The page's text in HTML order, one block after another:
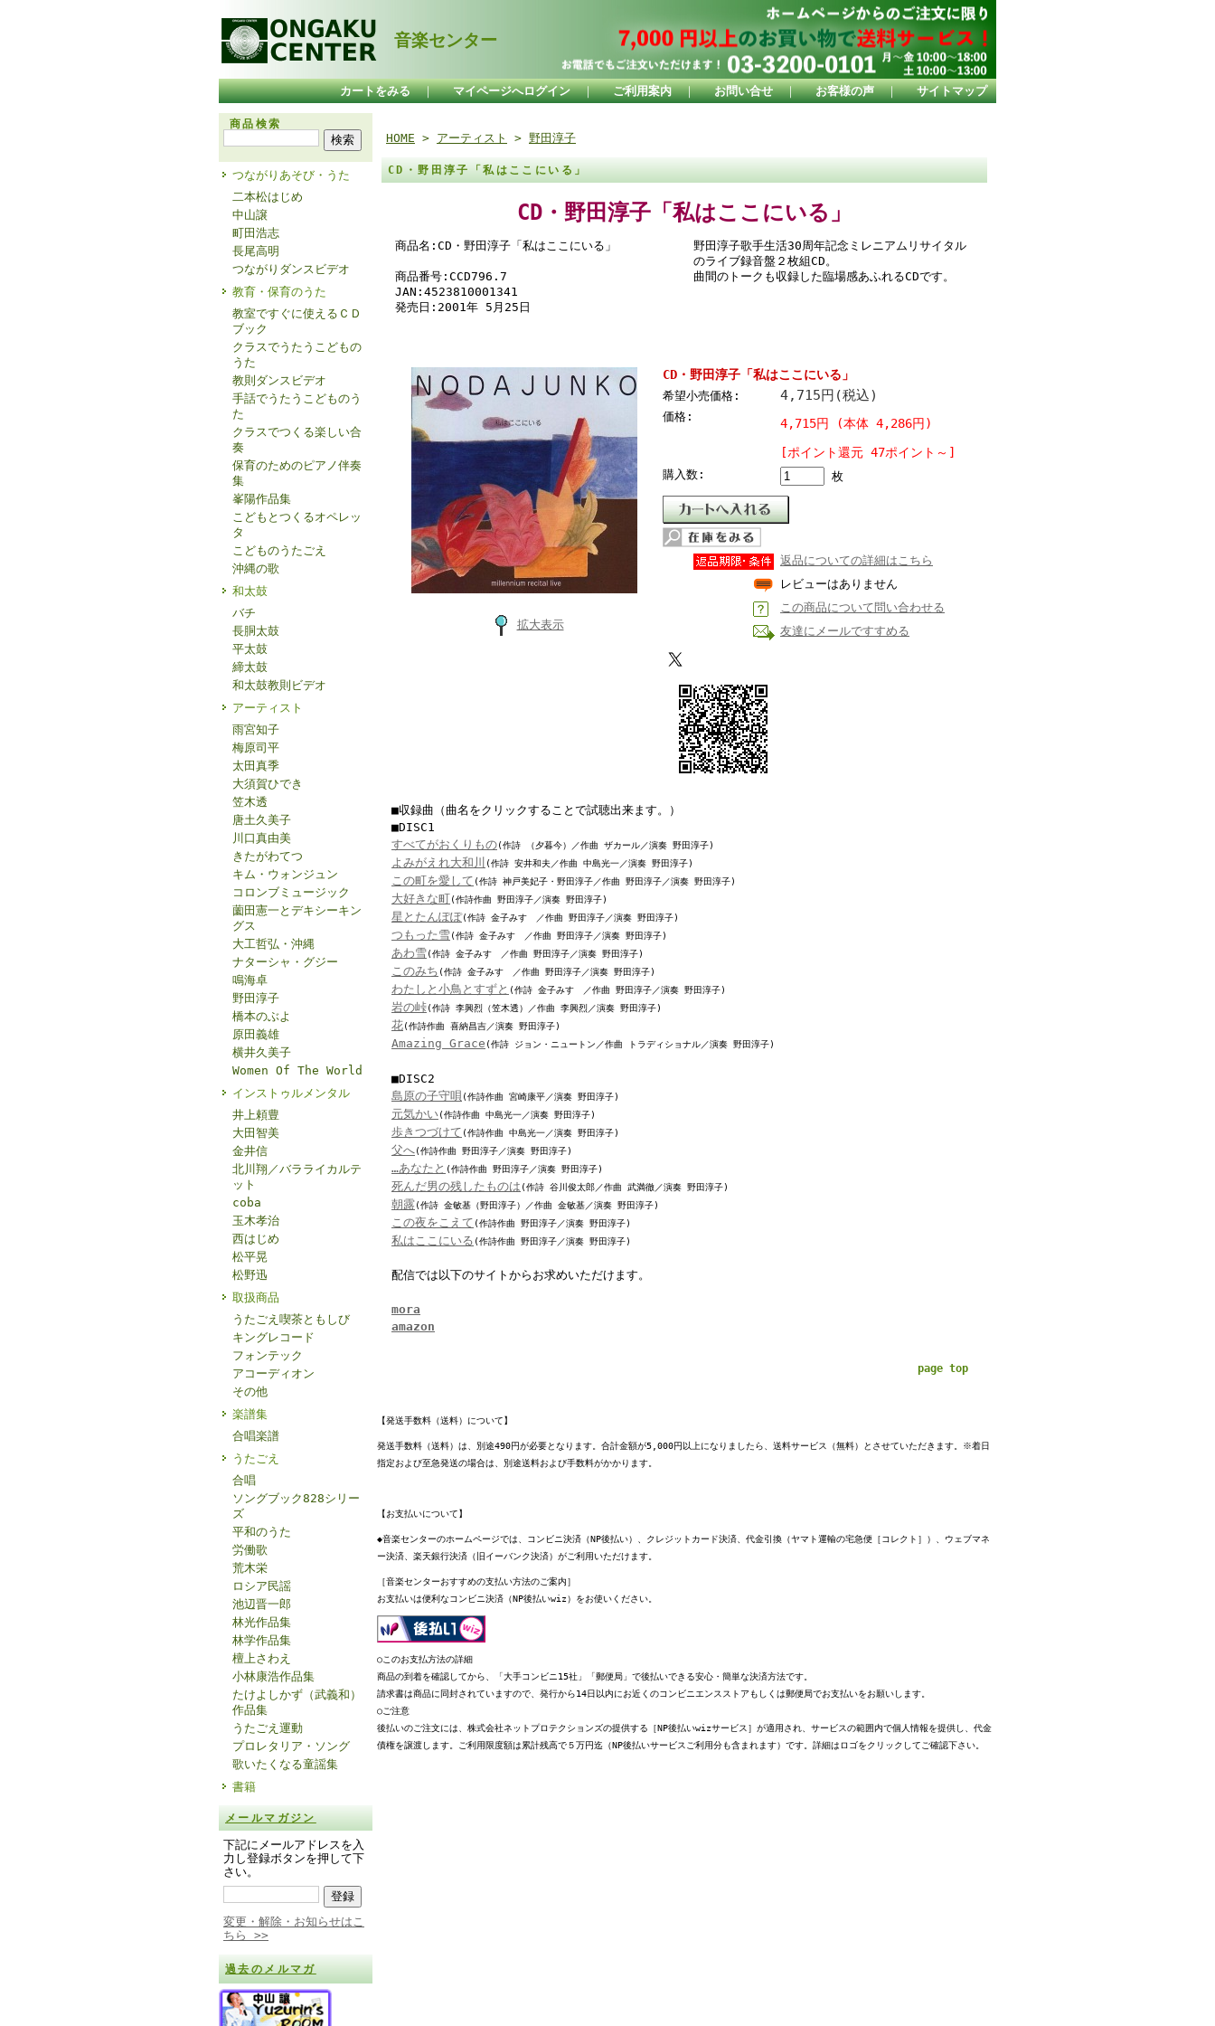
音楽センター
カートをみる ｜ マイページへログイン ｜ ご利用案内 ｜ お問い合せ ｜ お客様の声 ｜ サイトマップ
商品検索
つながりあそび・うた
二本松はじめ
中山譲
町田浩志
長尾高明
つながりダンスビデオ
教育・保育のうた
教室ですぐに使えるＣＤ
ブック
クラスでうたうこどもの
うた
教則ダンスビデオ
手話でうたうこどものう
た
クラスでつくる楽しい合
奏
保育のためのピアノ伴奏
集
峯陽作品集
こどもとつくるオペレッ
タ
こどものうたごえ
沖縄の歌
和太鼓
バチ
長胴太鼓
平太鼓
締太鼓
和太鼓教則ビデオ
アーティスト
雨宮知子
梅原司平
太田真季
大須賀ひでき
笠木透
唐土久美子
川口真由美
きたがわてつ
キム・ウォンジュン
コロンブミュージック
薗田憲一とデキシーキン
グス
大工哲弘・沖縄
ナターシャ・グジー
鳴海卓
野田淳子
橋本のぶよ
原田義雄
横井久美子
Women Of The World
インストゥルメンタル
井上頼豊
大田智美
金井信
北川翔／バラライカルテ
ット
coba
玉木孝治
西はじめ
松平晃
松野迅
取扱商品
うたごえ喫茶ともしび
キングレコード
フォンテック
アコーディオン
その他
楽譜集
合唱楽譜
うたごえ
合唱
ソングブック828シリー
ズ
平和のうた
労働歌
荒木栄
ロシア民謡
池辺晋一郎
林光作品集
林学作品集
檀上さわえ
小林康浩作品集
たけよしかず（武義和）
作品集
うたごえ運動
プロレタリア・ソング
歌いたくなる童謡集
書籍
メールマガジン
下記にメールアドレスを入
力し登録ボタンを押して下
さい。
変更・解除・お知らせはこ
ちら >>
過去のメルマガ
HOME > アーティスト > 野田淳子
CD・野田淳子「私はここにいる」
CD・野田淳子「私はここにいる」
商品名:CD・野田淳子「私はここにいる」
商品番号:CCD796.7
JAN:4523810001341
発売日:2001年 5月25日
野田淳子歌手生活30周年記念ミレニアムリサイタル
のライブ録音盤２枚組CD。
曲間のトークも収録した臨場感あふれるCDです。
拡大表示
CD・野田淳子「私はここにいる」
希望小売価格: 4,715円(税込)
価格:
4,715円 (本体 4,286円)
[ポイント還元 47ポイント～]
購入数: 枚
返品についての詳細はこちら
レビューはありません
この商品について問い合わせる
友達にメールですすめる
■収録曲 （曲名をクリックすることで試聴出来ます。）
■DISC1
すべてがおくりもの(作詩 （夕暮今）／作曲 ザカール／演奏 野田淳子)
よみがえれ大和川 (作詩 安井和夫／作曲 中島光一／演奏 野田淳子)
この町を愛して (作詩 神戸美妃子・野田淳子／作曲 野田淳子／演奏 野田淳子)
大好きな町(作詩作曲 野田淳子／演奏 野田淳子)
星とたんぽぽ(作詩 金子みすゞ／作曲 野田淳子／演奏 野田淳子)
つもった雪(作詩 金子みすゞ／作曲 野田淳子／演奏 野田淳子)
あわ雪(作詩 金子みすゞ／作曲 野田淳子／演奏 野田淳子)
このみち (作詩 金子みすゞ／作曲 野田淳子／演奏 野田淳子)
わたしと小鳥とすずと (作詩 金子みすゞ／作曲 野田淳子／演奏 野田淳子)
岩の峠(作詩 李興烈（笠木透）／作曲 李興烈／演奏 野田淳子)
花(作詩作曲 喜納昌吉／演奏 野田淳子)
Amazing Grace (作詩 ジョン・ニュートン／作曲 トラディショナル／演奏 野田淳子)
■DISC2
島原の子守唄 (作詩作曲 宮崎康平／演奏 野田淳子)
元気かい(作詩作曲 中島光一／演奏 野田淳子)
歩きつづけて (作詩作曲 中島光一／演奏 野田淳子)
父へ(作詩作曲 野田淳子／演奏 野田淳子)
…あなたと (作詩作曲 野田淳子／演奏 野田淳子)
死んだ男の残したものは (作詩 谷川俊太郎／作曲 武満徹／演奏 野田淳子)
朝露(作詩 金敏基（野田淳子）／作曲 金敏基／演奏 野田淳子)
この夜をこえて (作詩作曲 野田淳子／演奏 野田淳子)
私はここにいる (作詩作曲 野田淳子／演奏 野田淳子)
配信では以下のサイトからお求めいただけます。
mora
amazon
page top
【発送手数料（送料）について】
発送手数料（送料）は、別途490円が必要となります。合計金額が5,000円以上になりましたら、送料サービス（無料）とさせていただきます。※着日
指定および至急発送の場合は、別途送料および手数料がかかります。
【お支払いについて】
◆音楽センターのホームページでは、コンビニ決済（NP後払い）、クレジットカード決済、代金引換（ヤマト運輸の宅急便［コレクト］）、ウェブマネ
ー決済、楽天銀行決済（旧イーバンク決済）がご利用いただけます。
［音楽センターおすすめの支払い方法のご案内］
お支払いは便利なコンビニ決済（NP後払いwiz）をお使いください。
○このお支払方法の詳細
商品の到着を確認してから、「大手コンビニ15社」「郵便局」で後払いできる安心・簡単な決済方法です。
請求書は商品に同封されていますので、発行から14日以内にお近くのコンビニエンスストアもしくは郵便局でお支払いをお願いします。
○ご注意
後払いのご注文には、株式会社ネットプロテクションズの提供する［NP後払いwizサービス］が適用され、サービスの範囲内で個人情報を提供し、代金
債権を譲渡します。ご利用限度額は累計残高で５万円迄（NP後払いサービスご利用分も含まれます）です。 詳細はロゴをクリックしてご確認下さい。